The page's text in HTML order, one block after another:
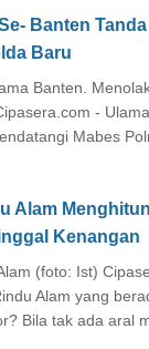
Banten
Baru
Banten.
-
Mabes
Alam
Kenangan
(foto: Ist)
Alam yang
Bila tak ada aral